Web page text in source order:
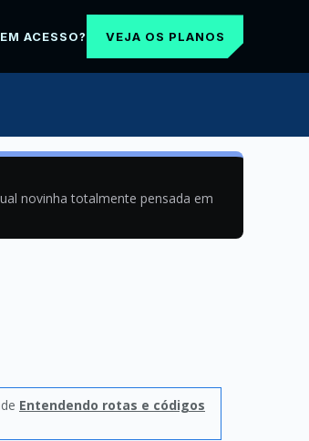
ACESSO? VEJA OS PLANOS
novinha totalmente pensada em
Entendendo rotas e códigos